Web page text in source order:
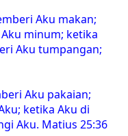
Aku makan;
minum; ketika
Aku tumpangan;
Aku pakaian;
ketika Aku di
Aku. Matius 25:36